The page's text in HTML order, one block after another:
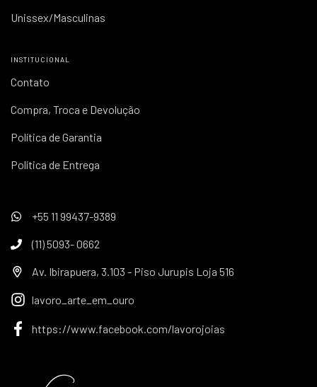
Unissex/Masculinas
INSTITUCIONAL
Contato
Compra, Troca e Devolução
Política de Garantia
Política de Entrega
+55 11 99437-9389
(11) 5093- 0662
Av. Ibirapuera, 3.103 - Piso Jurupis Loja 516
lavoro_arte_em_ouro
https://www.facebook.com/lavorojoias